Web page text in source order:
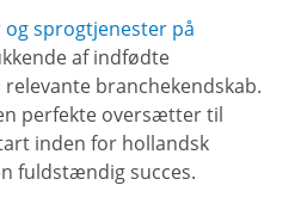
sprogtjenester på
af indfødte
branchekendskab.
perfekte oversætter til
inden for hollandsk
fuldstændig succes.